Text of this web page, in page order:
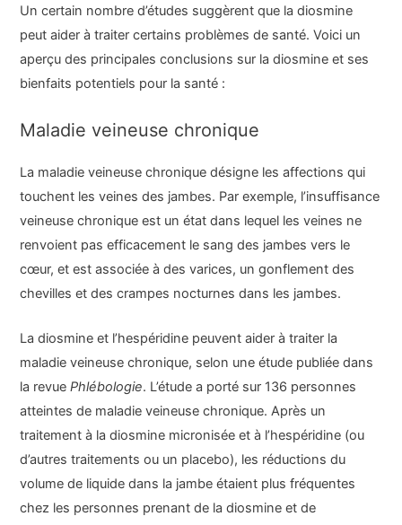
Un certain nombre d’études suggèrent que la diosmine
peut aider à traiter certains problèmes de santé. Voici un
aperçu des principales conclusions sur la diosmine et ses
bienfaits potentiels pour la santé :
Maladie veineuse chronique
La maladie veineuse chronique désigne les affections qui
touchent les veines des jambes. Par exemple, l’insuffisance
veineuse chronique est un état dans lequel les veines ne
renvoient pas efficacement le sang des jambes vers le
cœur, et est associée à des varices, un gonflement des
chevilles et des crampes nocturnes dans les jambes.
La diosmine et l’hespéridine peuvent aider à traiter la
maladie veineuse chronique, selon une étude publiée dans
la revuePhlébologie. L’étude a porté sur 136 personnes
atteintes de maladie veineuse chronique. Après un
traitement à la diosmine micronisée et à l’hespéridine (ou
d’autres traitements ou un placebo), les réductions du
volume de liquide dans la jambe étaient plus fréquentes
chez les personnes prenant de la diosmine et de